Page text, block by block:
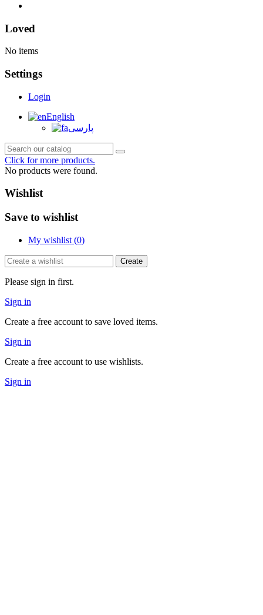
Loved
No items
Settings
Login
English
پارسی
Click for more products.
No products were found.
Wishlist
Save to wishlist
My wishlist (0)
Create
Please sign in first.
Sign in
Create a free account to save loved items.
Sign in
Create a free account to use wishlists.
Sign in